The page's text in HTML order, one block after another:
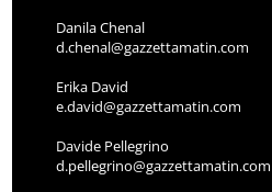
Danila Chenal
d.chenal@gazzettamatin.com
Erika David
e.david@gazzettamatin.com
Davide Pellegrino
d.pellegrino@gazzettamatin.com